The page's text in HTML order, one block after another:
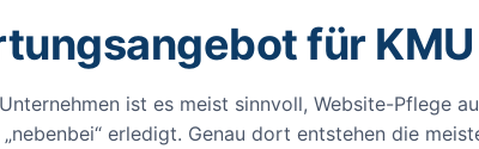
für
ist es meist sinnvoll, Website-Pflege
erledigt. Genau dort entstehen die